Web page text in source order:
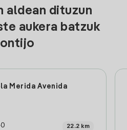
aldean dituzun
aukera batzuk
Merida Avenida
22.2 km